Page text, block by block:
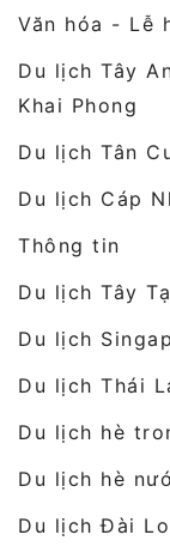
Văn hóa - Lễ
Du lịch Tây
Khai Phong
Du lịch Tân
Du lịch Cáp
Thông tin
Du lịch Tây
Du lịch
Du lịch Thái
Du lịch hè
Du lịch hè
Du lịch Đài